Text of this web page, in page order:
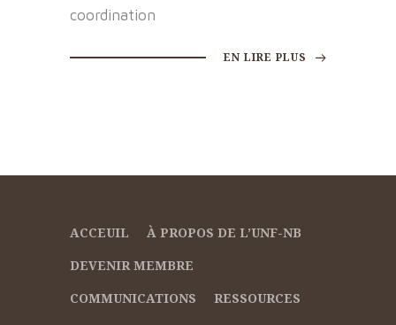
coordination
EN LIRE PLUS
ACCEUIL
À PROPOS DE L’UNF-NB
DEVENIR MEMBRE
COMMUNICATIONS
RESSOURCES